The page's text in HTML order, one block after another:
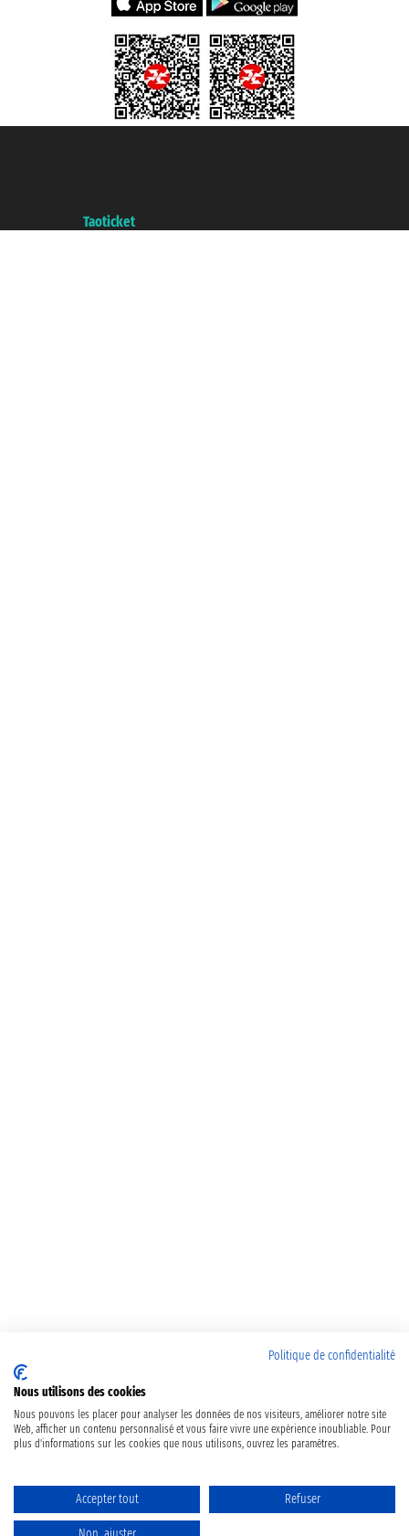
Taoticket
Politique de confidentialité
Nous utilisons des cookies
Nous pouvons les placer pour analyser les données de nos visiteurs, améliorer notre site
Web, afficher un contenu personnalisé et vous faire vivre une expérience inoubliable. Pour
plus d'informations sur les cookies que nous utilisons, ouvrez les paramètres.
Accepter tout Refuser